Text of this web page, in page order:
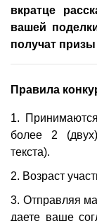
вкратце
вашей
получат
Правила
1.
более 2
текста).
2. Возраст
3. Отправляя
даете ваше